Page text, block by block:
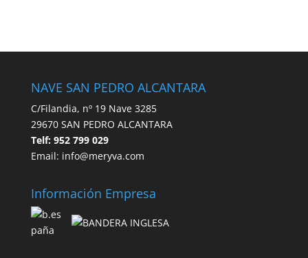
NAVE SAN PEDRO ALCANTARA
C/Filandia, nº 19 Nave 3285
29670 SAN PEDRO ALCANTARA
Telf: 952 799 029
Email: info@meryva.com
Información Empresa